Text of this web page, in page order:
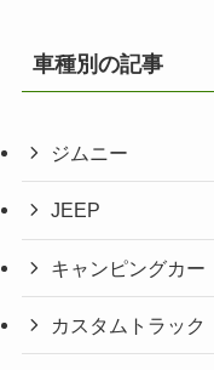
車種別の記事
ジムニー
JEEP
キャンピングカー
カスタムトラック